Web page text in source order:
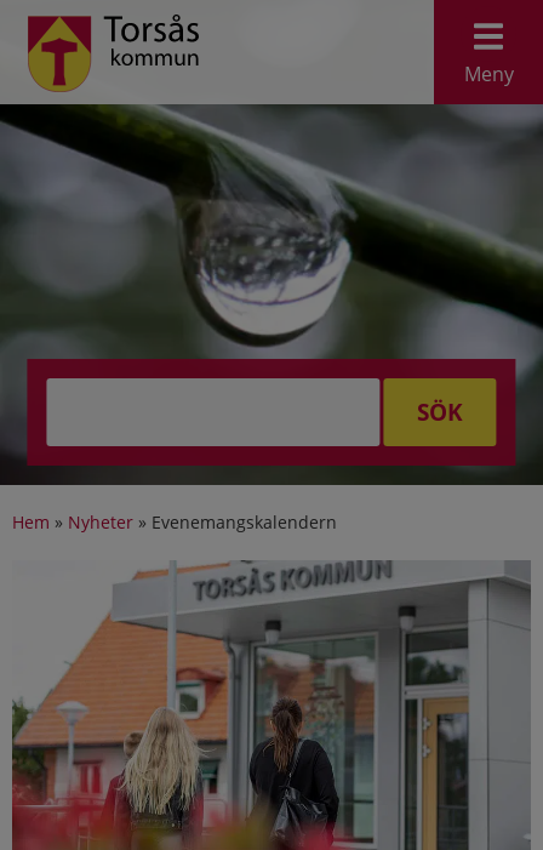
Meny
SÖK
Hem » Nyheter » Evenemangskalendern